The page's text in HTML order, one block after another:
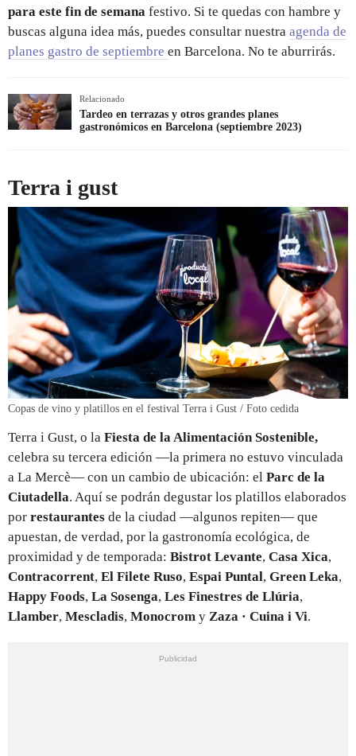
para este fin de semana festivo. Si te quedas con hambre y
buscas alguna idea más, puedes consultar nuestra agenda de
planes gastro de septiembre en Barcelona. No te aburrirás.
Relacionado
Tardeo en terrazas y otros grandes planes
gastronómicos en Barcelona (septiembre 2023)
Terra i gust
Copas de vino y platillos en el festival Terra i Gust / Foto cedida
Terra i Gust, o la Fiesta de la Alimentación Sostenible,
celebra su tercera edición —la primera no estuvo vinculada
a La Mercè— con un cambio de ubicación: el Parc de la
Ciutadella. Aquí se podrán degustar los platillos elaborados
por restaurantes de la ciudad —algunos repiten— que
apuestan, de verdad, por la gastronomía ecológica, de
proximidad y de temporada: Bistrot Levante, Casa Xica,
Contracorrent, El Filete Ruso, Espai Puntal, Green Leka,
Happy Foods, La Sosenga, Les Finestres de Llúria,
Llamber, Mescladis, Monocrom y Zaza · Cuina i Vi.